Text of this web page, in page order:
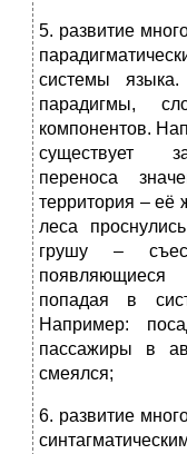
5. развитие
системы
парадигмы,
компонентов.
существует
переноса
территория – её
леса
грушу –
попадая в
Например:
пассажиры в
смеялся;
6. развитие